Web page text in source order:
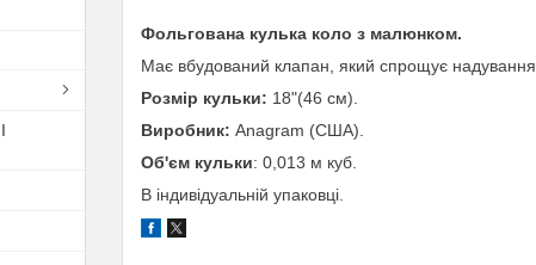
Фольгована кулька коло з малюнком.
Має вбудований клапан, який спрощує надування.
Розмір кульки: 18"(46 см).
Виробник: Anagram (США).
Об'єм кульки: 0,013 м куб.
В індивідуальній упаковці.